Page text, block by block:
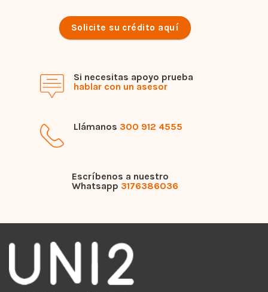
Solicite su crédito aquí
Si necesitas apoyo prueba
hablar con un asesor
Llámanos 300 912 4555
Escríbenos a nuestro
Whatsapp 3176386036